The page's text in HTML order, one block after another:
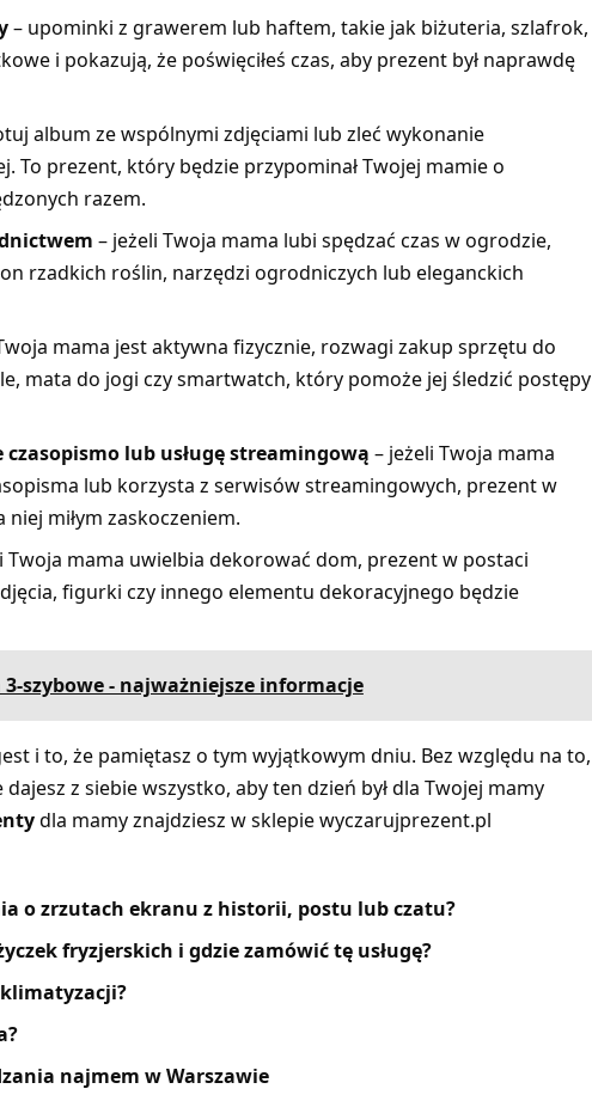
– upominki z grawerem lub haftem, takie jak biżuteria, szlafrok,
i pokazują, że poświęciłeś czas, aby prezent był naprawdę
album ze wspólnymi zdjęciami lub zleć wykonanie
To prezent, który będzie przypominał Twojej mamie o
razem.
– jeżeli Twoja mama lubi spędzać czas w ogrodzie,
rzadkich roślin, narzędzi ogrodniczych lub eleganckich
mama jest aktywna fizycznie, rozwagi zakup sprzętu do
mata do jogi czy smartwatch, który pomoże jej śledzić postępy
lub usługę streamingową – jeżeli Twoja mama
lub korzysta z serwisów streamingowych, prezent w
miłym zaskoczeniem.
Twoja mama uwielbia dekorować dom, prezent w postaci
figurki czy innego elementu dekoracyjnego będzie
3-szybowe - najważniejsze informacje
i to, że pamiętasz o tym wyjątkowym dniu. Bez względu na to,
z siebie wszystko, aby ten dzień był dla Twojej mamy
dla mamy znajdziesz w sklepie wyczarujprezent.pl
o zrzutach ekranu z historii, postu lub czatu?
fryzjerskich i gdzie zamówić tę usługę?
najmem w Warszawie